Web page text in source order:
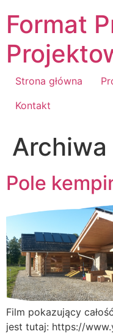
do
treści
Format
Strona główna
Kontakt
Archiwa
Pole
Film pokazujący
jest tutaj: https://